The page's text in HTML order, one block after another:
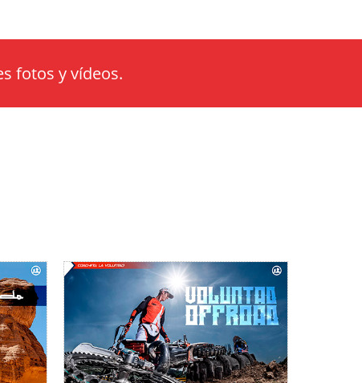
fotos y vídeos.